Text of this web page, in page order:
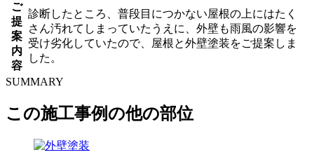
ご
提
案
内
容
診断したところ、普段目につかない屋根の上にはたく
さん汚れてしまっていたうえに、外壁も雨風の影響を
受け劣化していたので、屋根と外壁塗装をご提案しま
した。
SUMMARY
この施工事例の他の部位